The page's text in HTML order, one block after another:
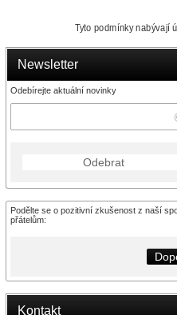
Newsletter
Odebírejte aktuální novinky
Odebrat
Podělte se o pozitivní zkušenost z naší
přátelům:
Kontakt
Tyto podmínky nabývají